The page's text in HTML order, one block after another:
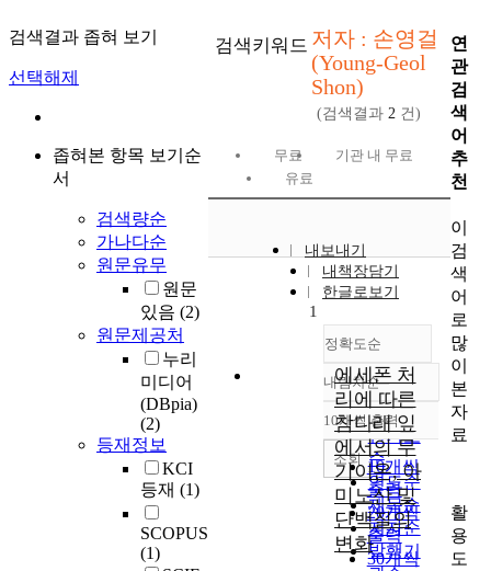
검색결과 좁혀 보기
선택해제
좁혀본 항목 보기순
서
검색량순
가나다순
원문유무
원문
있음 (2)
원문제공처
누리
미디어
(DBpia)
(2)
등재정보
KCI
등재 (1)
SCOPUS
(1)
검색키워드 저자 : 손영걸
(Young-Geol
Shon)
(검색결과 2 건)
무료
기관 내 무료
유료
내보내기
내책장담기
한글로보기
정확도순
정확도
순
인기도
순
연도순
제목순
저자순
발행기
내림차순
내림차순
10개씩 출력
10개씩
출력
20개씩
출력
30개씩
조회
1
에세폰 처
리에 따른
참다래 잎
에서의 무
기이온, 아
미노산 및
단백질의
변화
연
관
검
색
어
추
천
이
검
색
어
로
많
이
본
자
료
활
용
도